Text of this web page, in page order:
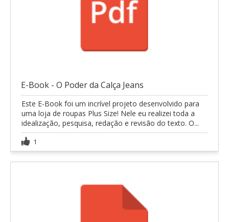
E-Book - O Poder da Calça Jeans
Este E-Book foi um incrível projeto desenvolvido para
uma loja de roupas Plus Size! Nele eu realizei toda a
idealização, pesquisa, redação e revisão do texto. O...
1